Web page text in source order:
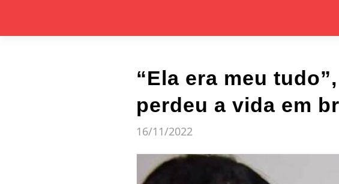
“Ela era meu
perdeu a vida em
16/11/2022